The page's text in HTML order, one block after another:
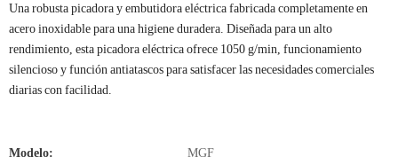
Una robusta picadora y embutidora eléctrica fabricada completamente en
acero inoxidable para una higiene duradera. Diseñada para un alto
rendimiento, esta picadora eléctrica ofrece 1050 g/min, funcionamiento
silencioso y función antiatascos para satisfacer las necesidades comerciales
diarias con facilidad.
Modelo: MGF